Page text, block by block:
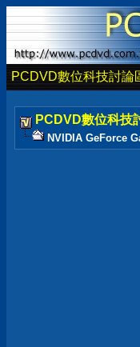
PCDVD數位科技討論
PCDVD數位科技
NVIDIA GeForce